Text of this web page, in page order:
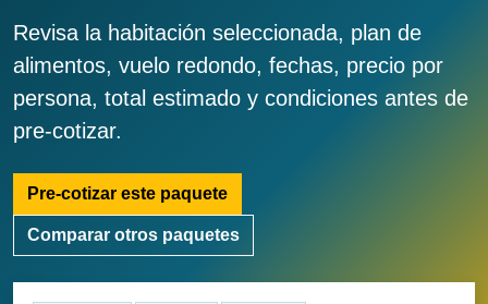
Revisa la habitación seleccionada, plan de
alimentos, vuelo redondo, fechas, precio por
persona, total estimado y condiciones antes de
pre-cotizar.
Pre-cotizar este paquete
Comparar otros paquetes